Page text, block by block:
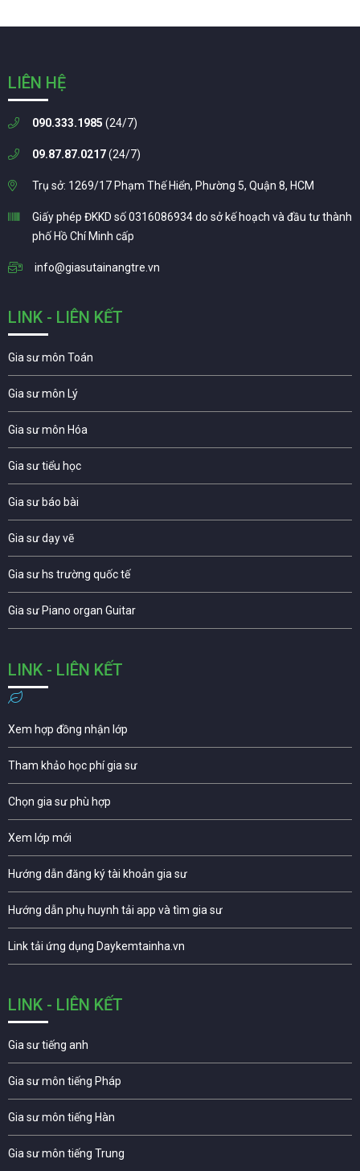
LIÊN HỆ
090.333.1985 (24/7)
09.87.87.0217(24/7)
Trụ sở: 1269/17 Phạm Thế Hiển, Phường 5, Quận 8, HCM
Giấy phép ĐKKD số 0316086934 do sở kế hoạch và đầu tư thành
phố Hồ Chí Minh cấp
info@giasutainangtre.vn
LINK - LIÊN KẾT
Gia sư môn Toán
Gia sư môn Lý
Gia sư môn Hóa
Gia sư tiểu học
Gia sư báo bài
Gia sư dạy vẽ
Gia sư hs trường quốc tế
Gia sư Piano organ Guitar
LINK - LIÊN KẾT
Xem hợp đồng nhận lớp
Tham khảo học phí gia sư
Chọn gia sư phù hợp
Xem lớp mới
Hướng dẫn đăng ký tài khoản gia sư
Hướng dẫn phụ huynh tải app và tìm gia sư
Link tải ứng dụng Daykemtainha.vn
LINK - LIÊN KẾT
Gia sư tiếng anh
Gia sư môn tiếng Pháp
Gia sư môn tiếng Hàn
Gia sư môn tiếng Trung